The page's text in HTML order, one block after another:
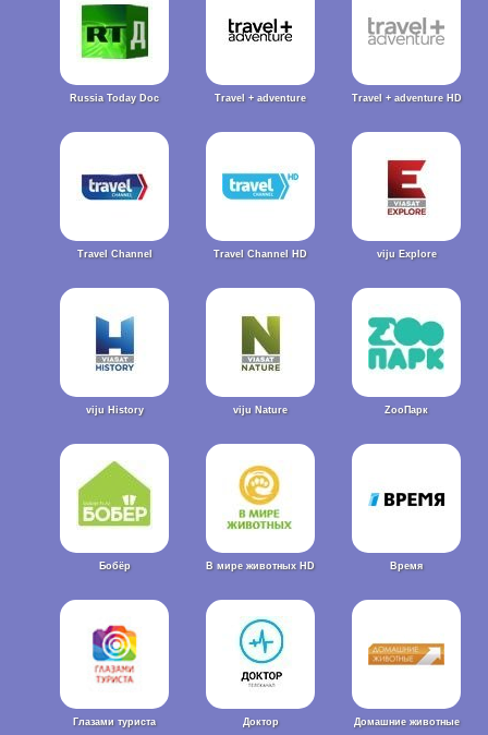
Russia Today Doc Travel + adventure Travel + adventure HD
Travel Channel Travel Channel HD viju Explore
viju History viju Nature ZooПарк
Бобёр В мире животных HD Время
Глазами туриста Доктор Домашние животные